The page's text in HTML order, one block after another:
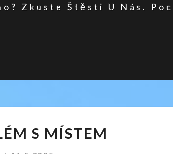
Zkuste Štěstí U Nás.
S MÍSTEM